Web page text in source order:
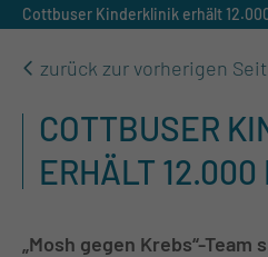
Cottbuser Kinderklinik erhält
zurück zur vorherigen
COTTBUSER
ERHÄLT 12.000
„Mosh gegen Krebs“-